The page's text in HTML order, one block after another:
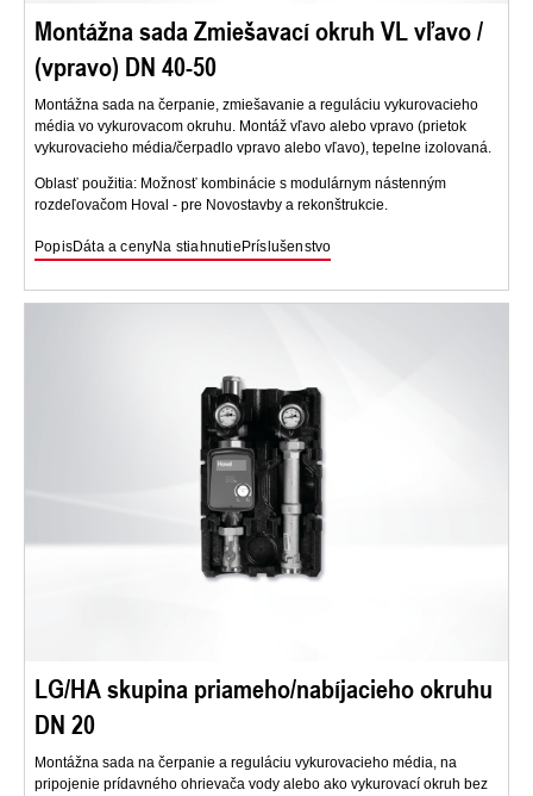
Montážna sada Zmiešavací okruh VL vľavo /
(vpravo) DN 40-50
Montážna sada na čerpanie, zmiešavanie a reguláciu vykurovacieho
média vo vykurovacom okruhu. Montáž vľavo alebo vpravo (prietok
vykurovacieho média/čerpadlo vpravo alebo vľavo), tepelne izolovaná.
Oblasť použitia: Možnosť kombinácie s modulárnym nástenným
rozdeľovačom Hoval - pre Novostavby a rekonštrukcie.
PopisDáta a cenyNa stiahnutie Príslušenstvo
LG/HA skupina priameho/nabíjacieho okruhu
DN 20
Montážna sada na čerpanie a reguláciu vykurovacieho média, na
pripojenie prídavného ohrievača vody alebo ako vykurovací okruh bez